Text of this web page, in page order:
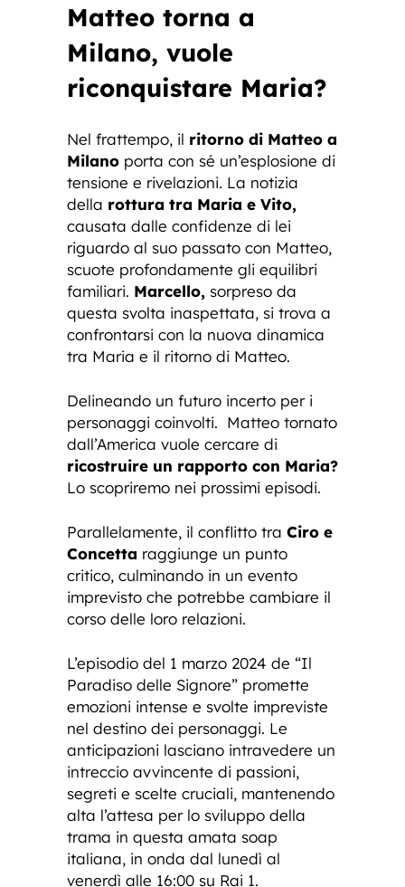
Matteo torna a
Milano, vuole
riconquistare Maria?
Nel frattempo, il ritorno di Matteo a
Milano porta con sé un’esplosione di
tensione e rivelazioni. La notizia
della rottura tra Maria e Vito,
causata dalle confidenze di lei
riguardo al suo passato con Matteo,
scuote profondamente gli equilibri
familiari. Marcello, sorpreso da
questa svolta inaspettata, si trova a
confrontarsi con la nuova dinamica
tra Maria e il ritorno di Matteo.
Delineando un futuro incerto per i
personaggi coinvolti. Matteo tornato
dall’America vuole cercare di
ricostruire un rapporto con Maria?
Lo scopriremo nei prossimi episodi.
Parallelamente, il conflitto tra Ciro e
Concetta raggiunge un punto
critico, culminando in un evento
imprevisto che potrebbe cambiare il
corso delle loro relazioni.
L’episodio del 1 marzo 2024 de “Il
Paradiso delle Signore” promette
emozioni intense e svolte impreviste
nel destino dei personaggi. Le
anticipazioni lasciano intravedere un
intreccio avvincente di passioni,
segreti e scelte cruciali, mantenendo
alta l’attesa per lo sviluppo della
trama in questa amata soap
italiana, in onda dal lunedì al
venerdì alle 16:00 su Rai 1.